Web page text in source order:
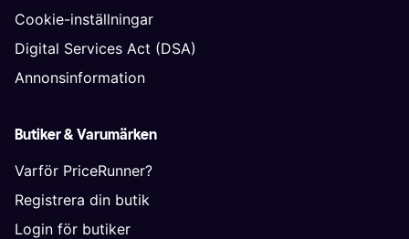
Cookie-inställningar
Digital Services Act (DSA)
Annonsinformation
Butiker & Varumärken
Varför PriceRunner?
Registrera din butik
Login för butiker